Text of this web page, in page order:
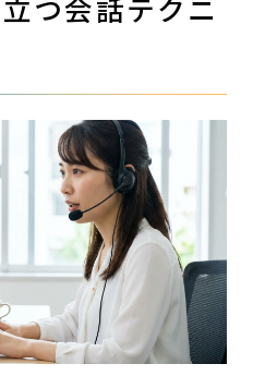
つ会話テクニ